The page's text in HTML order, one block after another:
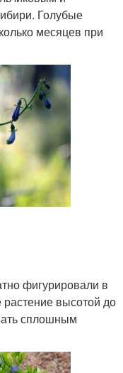
Голубые
месяцев при
фигурировали в
растение высотой до
сплошным